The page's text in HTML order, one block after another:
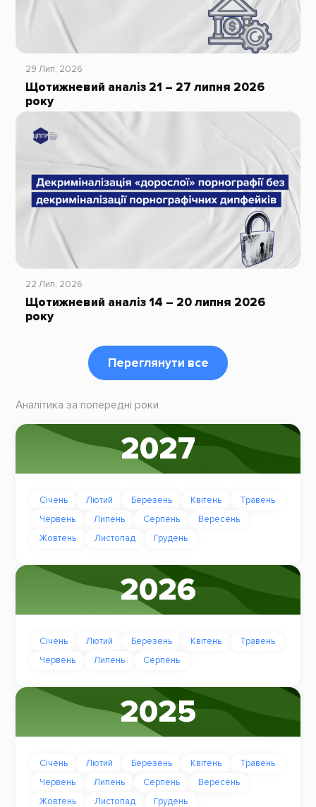
29 Лип, 2026
Щотижневий аналіз 21 – 27 липня 2026
року
22 Лип, 2026
Щотижневий аналіз 14 – 20 липня 2026
року
Переглянути все
Аналітика за попередні роки
2027
Січень Лютий Березень Квітень
Травень
Червень
Липень Серпень
Вересень
Жовтень
Листопад Грудень
2026
Січень Лютий Березень Квітень
Травень
Червень
Липень Серпень
2025
Січень Лютий Березень Квітень
Травень
Червень
Липень Серпень
Вересень
Жовтень
Листопад Грудень